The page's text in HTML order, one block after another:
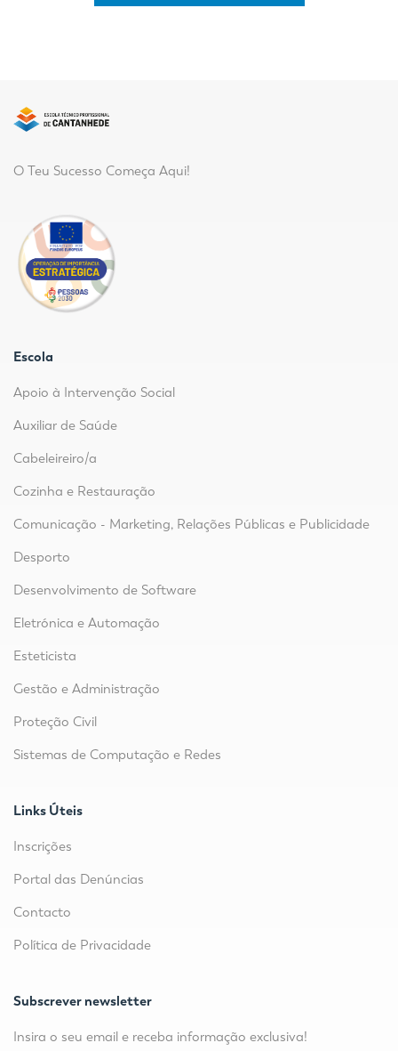
O Teu Sucesso Começa Aqui!
Escola
Apoio à Intervenção Social
Auxiliar de Saúde
Cabeleireiro/a
Cozinha e Restauração
Comunicação - Marketing, Relações Públicas e Publicidade
Desporto
Desenvolvimento de Software
Eletrónica e Automação
Esteticista
Gestão e Administração
Proteção Civil
Sistemas de Computação e Redes
Links Úteis
Inscrições
Portal das Denúncias
Contacto
Política de Privacidade
Subscrever newsletter
Insira o seu email e receba informação exclusiva!